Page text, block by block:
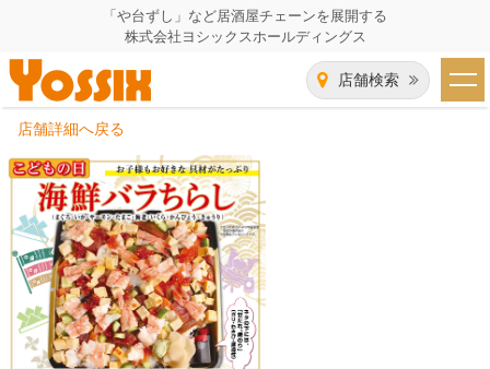
「や台ずし」など居酒屋チェーンを展開する
株式会社ヨシックスホールディングス
店舗検索
HOME
企業情報
企業情報トップ
代表者あいさつ
グループ会社
事業一覧
飲食事業紹介
店舗詳細へ戻る